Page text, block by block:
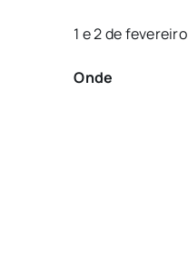
1 e 2 de fevereiro
Onde